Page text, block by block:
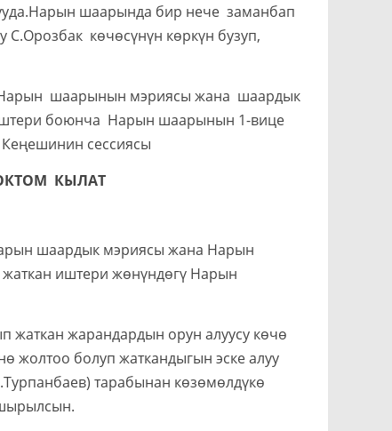
шаарында бир нече заманбап
көчөсүнүн көркүн бузуп,
шаарынын мэриясы жана шаардык
боюнча Нарын шаарынын 1-вице
сессиясы
КЫЛАТ
шаардык мэриясы жана Нарын
иштери жөнүндөгү Нарын
жарандардын орун алуусу көчө
жолтоо болуп жаткандыгын эске алуу
тарабынан көзөмөлдүкө